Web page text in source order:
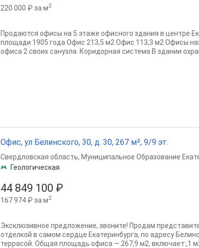
220 000 ₽ за м2
Продаются офисы на 5 этаже офисного здания в центре
площади 1905 года Офис 213,5 м2 Офис 113,3 м2 Офисы
офиса 2 своих санузла. Коридорная система В здании
Офис, ул Белинского, 30, д. 30, 267 м², 9/9 эт.
44 849 100 ₽
167 974 ₽ за м2
Свердловская область, Муниципальное Образование
Геологическая
Эксклюзивное предложение, звоните! Продам
отделкой в самом сердце Екатеринбурга, по адресу
террасой. Общая площадь офиса — 267,9 м2, включает:,1 м2